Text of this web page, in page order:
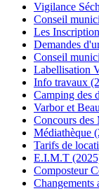
Vigilance
Conseil
Les
Demandes
Conseil
Labellisation
Info travaux
Camping des
Varbor et
Concours des
Médiathèque
Tarifs de
E.I.M.T
Composteur
Changements